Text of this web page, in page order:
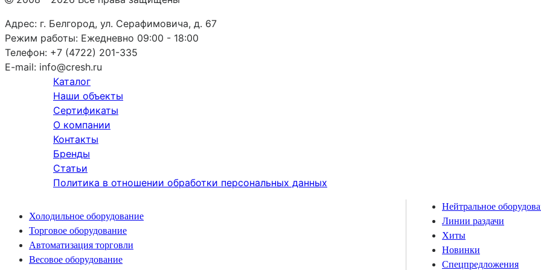
Адрес: г. Белгород, ул. Серафимовича, д. 67
Режим работы: Ежедневно 09:00 - 18:00
Телефон: +7 (4722) 201-335
E-mail: info@cresh.ru
Каталог
Наши объекты
Сертификаты
О компании
Контакты
Бренды
Статьи
Политика в отношении обработки персональных данных
Холодильное оборудование
Торговое оборудование
Автоматизация торговли
Весовое оборудование
Нейтральное
Линии раздачи
Хиты
Новинки
Спецпредложения